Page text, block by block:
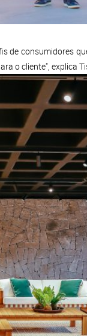
de consumidores
o cliente", explica